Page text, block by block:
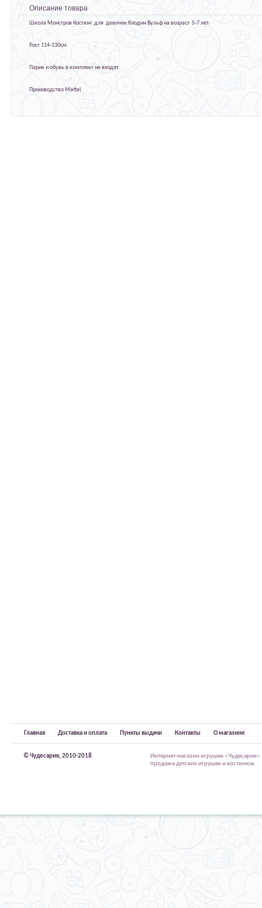
Описание товара
Школа Монстров Костюм для девочек Клодин Вульф на возраст 5-7 лет.
Рост 114-130см.
Парик и обувь в комплект не входят.
Производство Mattel.
Главная Доставка и оплата Пункты выдачи Контакты О магазине
© Чудесарик, 2010-2018
Интернет-магазин игрушек
продажа детских игрушек и костюмов.